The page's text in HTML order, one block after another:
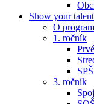
Show your
O
1. ročník
3. ročník